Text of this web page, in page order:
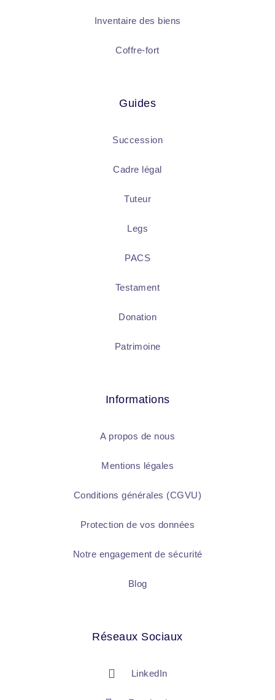
Inventaire des biens
Coffre-fort
Guides
Succession
Cadre légal
Tuteur
Legs
PACS
Testament
Donation
Patrimoine
Informations
A propos de nous
Mentions légales
Conditions générales (CGVU)
Protection de vos données
Notre engagement de sécurité
Blog
Réseaux Sociaux
LinkedIn